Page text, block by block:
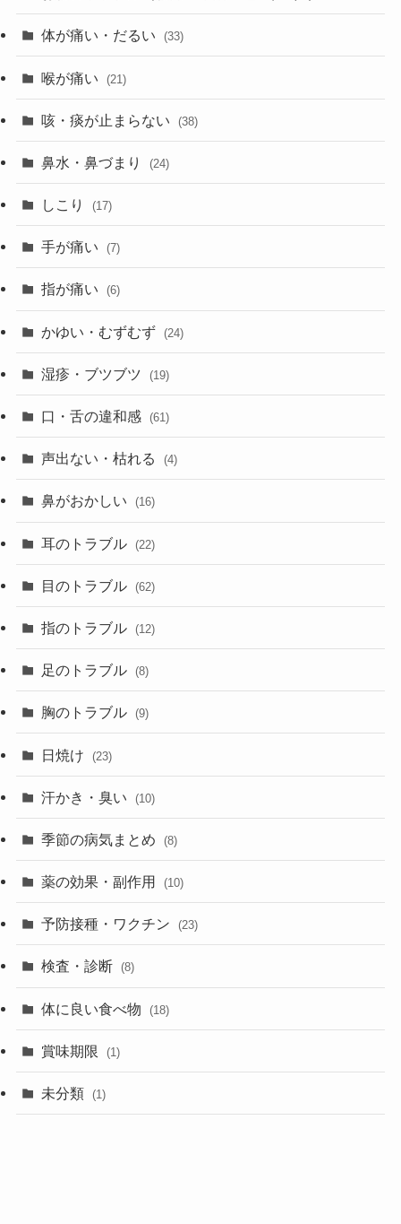
体が痛い・だるい (33)
喉が痛い (21)
咳・痰が止まらない (38)
鼻水・鼻づまり (24)
しこり (17)
手が痛い (7)
指が痛い (6)
かゆい・むずむず (24)
湿疹・ブツブツ (19)
口・舌の違和感 (61)
声出ない・枯れる (4)
鼻がおかしい (16)
耳のトラブル (22)
目のトラブル (62)
指のトラブル (12)
足のトラブル (8)
胸のトラブル (9)
日焼け (23)
汗かき・臭い (10)
季節の病気まとめ (8)
薬の効果・副作用 (10)
予防接種・ワクチン (23)
検査・診断 (8)
体に良い食べ物 (18)
賞味期限 (1)
未分類 (1)